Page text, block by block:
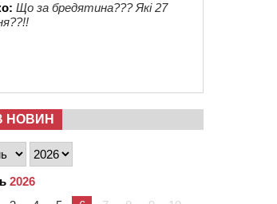
Що за бредятина??? Які 27
НОВИН
2026